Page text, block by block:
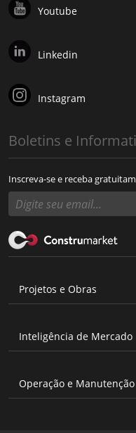
Youtube
Linkedin
Instagram
Boletins e
Inscreva-se e receba
Projetos e Obras
Inteligência de Mercado
Operação e Manutenção